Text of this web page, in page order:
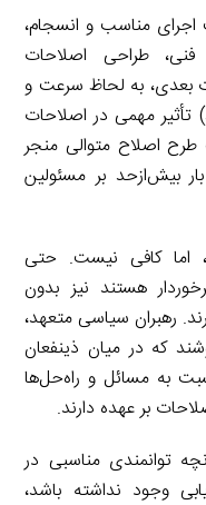
اجرای مناسب و انسجام،
طراحی اصلاحات
بعدی، به لحاظ سرعت و
تأثیر مهمی در اصلاحات
اصلاح متوالی منجر
بیش‌ازحد بر مسئولین
اما کافی نیست. حتی
هستند نیز بدون
رهبران سیاسی متعهد،
که در میان ذینفعان
به مسائل و راه‌حل‌ها
بر عهده دارند.
توانمندی مناسبی در
وجود نداشته باشد،